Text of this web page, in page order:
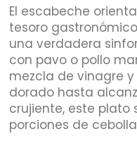
El escabeche
tesoro
una verdadera
con pavo o pollo
mezcla de vinagre
dorado hasta
crujiente, este plato
porciones de